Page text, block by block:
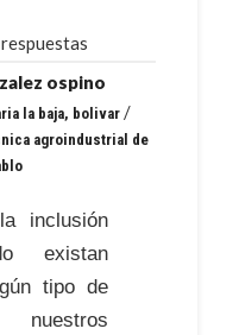
ospino
la baja, bolivar /
agroindustrial de
inclusión
existan
tipo de
nuestros